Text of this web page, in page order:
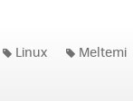
Linux Meltemi